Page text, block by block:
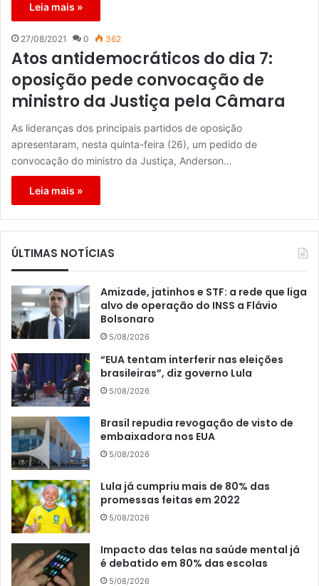
Leia mais »
27/08/2021 0 362
Atos antidemocráticos do dia 7:
oposição pede convocação de
ministro da Justiça pela Câmara
As lideranças dos principais partidos de oposição
apresentaram, nesta quinta-feira (26), um pedido de
convocação do ministro da Justiça, Anderson…
Leia mais »
ÚLTIMAS NOTÍCIAS
Amizade, jatinhos e STF: a rede que liga
alvo de operação do INSS a Flávio
Bolsonaro
5/08/2026
“EUA tentam interferir nas eleições
brasileiras”, diz governo Lula
5/08/2026
Brasil repudia revogação de visto de
embaixadora nos EUA
5/08/2026
Lula já cumpriu mais de 80% das
promessas feitas em 2022
5/08/2026
Impacto das telas na saúde mental já
é debatido em 80% das escolas
5/08/2026